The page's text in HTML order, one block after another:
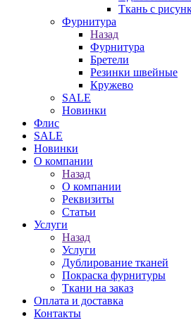
Ткань с
Фурнитура
Назад
Фурнитура
Бретели
Резинки швейные
Кружево
SALE
Новинки
Флис
SALE
Новинки
О компании
Назад
О компании
Реквизиты
Статьи
Услуги
Назад
Услуги
Дублирование тканей
Покраска фурнитуры
Ткани на заказ
Оплата и доставка
Контакты